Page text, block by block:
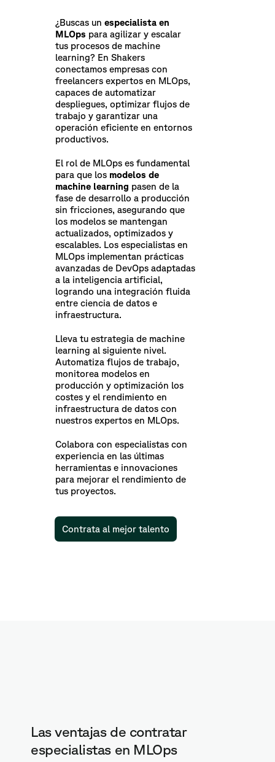
¿Buscas un especialista en
MLOps para agilizar y escalar
tus procesos de machine
learning? En Shakers
conectamos empresas con
freelancers expertos en MLOps,
capaces de automatizar
despliegues, optimizar flujos de
trabajo y garantizar una
operación eficiente en entornos
productivos.
El rol de MLOps es fundamental
para que los modelos de
machine learning pasen de la
fase de desarrollo a producción
sin fricciones, asegurando que
los modelos se mantengan
actualizados, optimizados y
escalables. Los especialistas en
MLOps implementan prácticas
avanzadas de DevOps adaptadas
a la inteligencia artificial,
logrando una integración fluida
entre ciencia de datos e
infraestructura.
Lleva tu estrategia de machine
learning al siguiente nivel.
Automatiza flujos de trabajo,
monitorea modelos en
producción y optimización los
costes y el rendimiento en
infraestructura de datos con
nuestros expertos en MLOps.
Colabora con especialistas con
experiencia en las últimas
herramientas e innovaciones
para mejorar el rendimiento de
tus proyectos.
Contrata al mejor talento
Las ventajas de contratar
especialistas en MLOps